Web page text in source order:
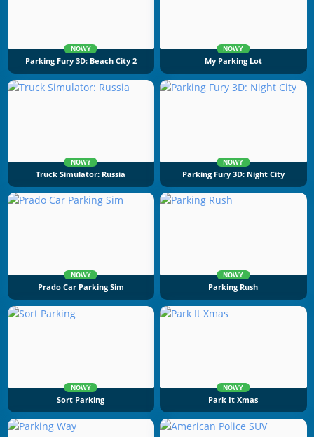
NOWY
Parking Fury 3D: Beach City 2
NOWY
My Parking Lot
NOWY
Truck Simulator: Russia
NOWY
Parking Fury 3D: Night City
NOWY
Prado Car Parking Sim
NOWY
Parking Rush
NOWY
Sort Parking
NOWY
Park It Xmas